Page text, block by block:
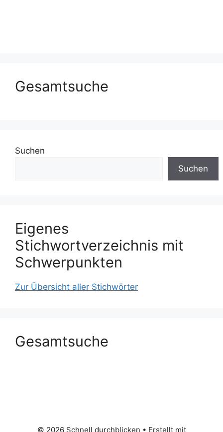
Gesamtsuche
Suchen
Suchen
Eigenes
Stichwortverzeichnis mit
Schwerpunkten
Zur Übersicht aller Stichwörter
Gesamtsuche
© 2026 Schnell durchblicken • Erstellt mit